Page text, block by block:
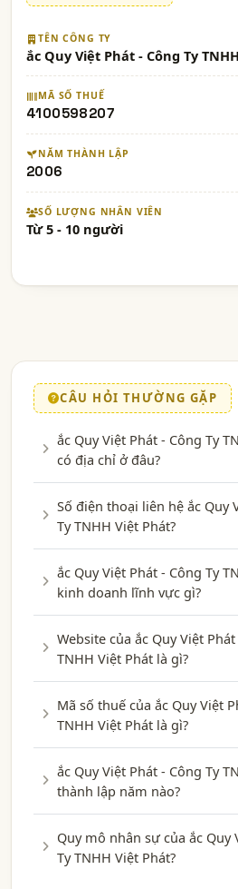
TÊN CÔNG TY
ắc Quy Việt Phát - Công Ty
MÃ SỐ THUẾ
4100598207
NĂM THÀNH LẬP
2006
SỐ LƯỢNG NHÂN VIÊN
Từ 5 - 10 người
CÂU HỎI THƯỜNG GẶP
ắc Quy Việt Phát - Công Ty
có địa chỉ ở đâu?
Số điện thoại liên hệ ắc Quy
Ty TNHH Việt Phát?
ắc Quy Việt Phát - Công Ty
kinh doanh lĩnh vực gì?
Website của ắc Quy Việt
TNHH Việt Phát là gì?
Mã số thuế của ắc Quy Việt
TNHH Việt Phát là gì?
ắc Quy Việt Phát - Công Ty
thành lập năm nào?
Quy mô nhân sự của ắc Quy
Ty TNHH Việt Phát?